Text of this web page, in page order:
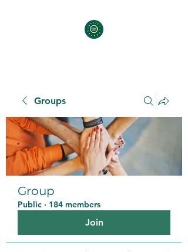
Groups
Group
Public · 184 members
Join